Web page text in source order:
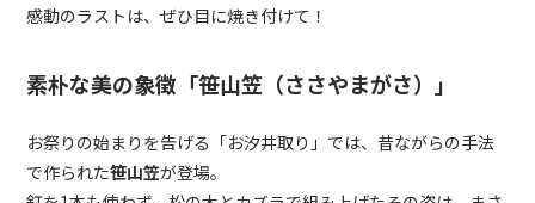
感動のラストは、ぜひ目に焼き付けて！
素朴な美の象徴「笹山笠（ささやまがさ）」
お祭りの始まりを告げる「お汐井取り」では、昔ながらの手法
で作られた笹山笠が登場。